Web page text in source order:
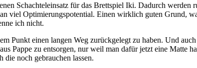
Schachteleinsatz für das Brettspiel Iki. Dadurch
viel Optimierungspotential. Einen wirklich guten Grund,
ich nicht.
Punkt einen langen Weg zurückgelegt zu haben. Und
Pappe zu entsorgen, nur weil man dafür jetzt eine Matte
noch gebrauchen lassen.